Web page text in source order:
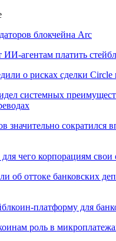
блокчейна Arc
ИИ-агентам платить
о рисках сделки
системных
значительно сократился
чего корпорациям свои
об оттоке банковских
платформу для
роль в